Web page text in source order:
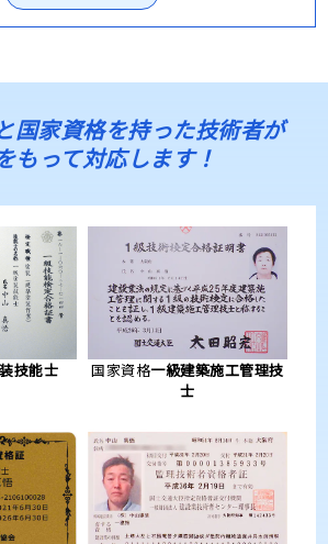
国家資格を持った技術者が
もって対応します！
技能士 国家資格一級建築施工管理技
士